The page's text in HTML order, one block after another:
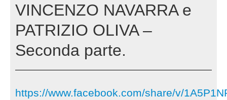
VINCENZO NAVARRA e
PATRIZIO OLIVA –
Seconda parte.
https://www.facebook.com/share/v/